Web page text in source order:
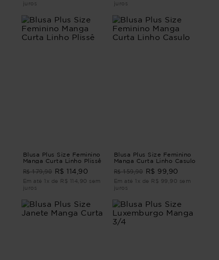
juros
juros
Blusa Plus Size Feminino
Manga Curta Linho Plissê
R$ 179,90 R$ 114,90
Em até 1x de R$ 114,90 sem
juros
Blusa Plus Size Feminino
Manga Curta Linho Casulo
R$ 159,90 R$ 99,90
Em até 1x de R$ 99,90 sem
juros